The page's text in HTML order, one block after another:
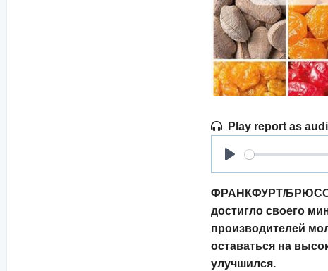
Play report as
Play
ФРАНКФУРТ/
достигло своего
производителей
оставаться на
улучшился.